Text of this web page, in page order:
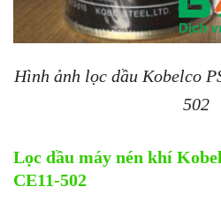
Hình ảnh lọc dầu Kobelco
502
Lọc dầu máy nén khí
CE11-502